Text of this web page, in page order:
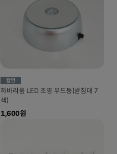
하바리움 LED 조명 무드등(받침대 7
색)
1,600원